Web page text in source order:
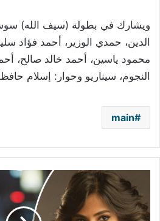
ويشارك في بطولة (سيف الله)
الدين، حمدي الوزير، أحمد فؤاد
محمود ياسين، أحمد خالد صالح،
النجوم، سيناريو وحوار: إسلام حافظ
main
شلبي
بديلة
روبي